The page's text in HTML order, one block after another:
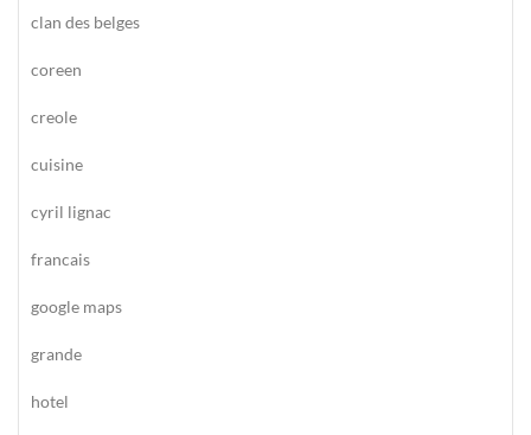
clan des belges
coreen
creole
cuisine
cyril lignac
francais
google maps
grande
hotel